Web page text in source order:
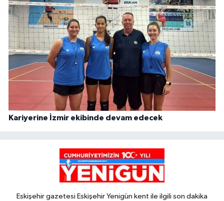
Kariyerine İzmir ekibinde devam edecek
Eskişehir gazetesi Eskişehir Yenigün kent ile ilgili son dakika